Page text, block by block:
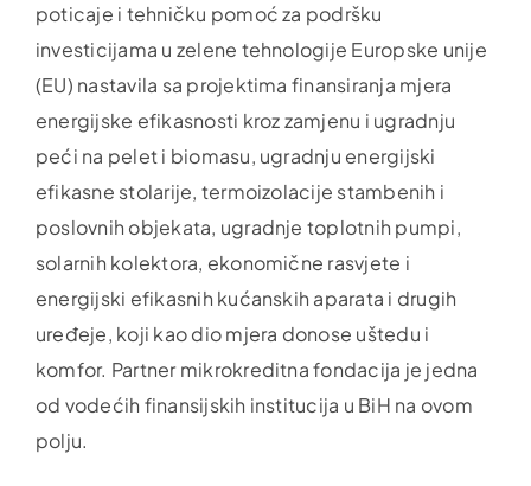
poticaje i tehničku pomoć za podršku
investicijama u zelene tehnologije Europske unije
(EU) nastavila sa projektima finansiranja mjera
energijske efikasnosti kroz zamjenu i ugradnju
peći na pelet i biomasu, ugradnju energijski
efikasne stolarije, termoizolacije stambenih i
poslovnih objekata, ugradnje toplotnih pumpi,
solarnih kolektora, ekonomične rasvjete i
energijski efikasnih kućanskih aparata i drugih
uređeje, koji kao dio mjera donose uštedu i
komfor. Partner mikrokreditna fondacija je jedna
od vodećih finansijskih institucija u BiH na ovom
polju.